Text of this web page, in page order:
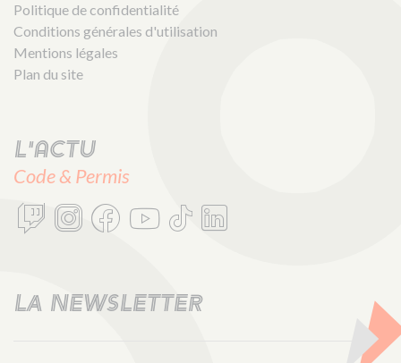
Politique de confidentialité
Conditions générales d'utilisation
Mentions légales
Plan du site
L'actu
Code & Permis
LA NEWSLETTER